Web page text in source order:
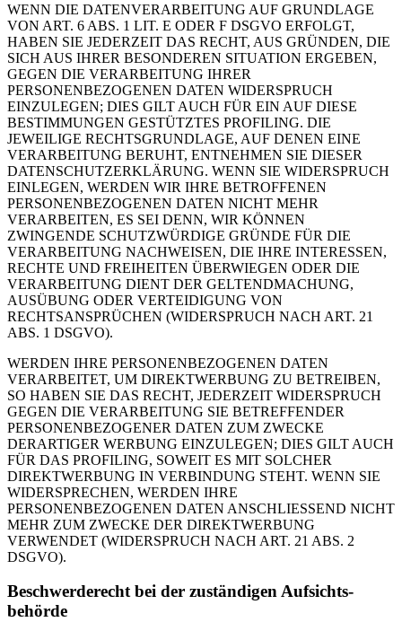
WENN DIE DATENVERARBEITUNG AUF GRUNDLAGE
VON ART. 6 ABS. 1 LIT. E ODER F DSGVO ERFOLGT,
HABEN SIE JEDERZEIT DAS RECHT, AUS GRÜNDEN, DIE
SICH AUS IHRER BESONDEREN SITUATION ERGEBEN,
GEGEN DIE VERARBEITUNG IHRER
PERSONENBEZOGENEN DATEN WIDERSPRUCH
EINZULEGEN; DIES GILT AUCH FÜR EIN AUF DIESE
BESTIMMUNGEN GESTÜTZTES PROFILING. DIE
JEWEILIGE RECHTSGRUNDLAGE, AUF DENEN EINE
VERARBEITUNG BERUHT, ENTNEHMEN SIE DIESER
DATENSCHUTZERKLÄRUNG. WENN SIE WIDERSPRUCH
EINLEGEN, WERDEN WIR IHRE BETROFFENEN
PERSONENBEZOGENEN DATEN NICHT MEHR
VERARBEITEN, ES SEI DENN, WIR KÖNNEN
ZWINGENDE SCHUTZWÜRDIGE GRÜNDE FÜR DIE
VERARBEITUNG NACHWEISEN, DIE IHRE INTERESSEN,
RECHTE UND FREIHEITEN ÜBERWIEGEN ODER DIE
VERARBEITUNG DIENT DER GELTENDMACHUNG,
AUSÜBUNG ODER VERTEIDIGUNG VON
RECHTSANSPRÜCHEN (WIDERSPRUCH NACH ART. 21
ABS. 1 DSGVO).
WERDEN IHRE PERSONENBEZOGENEN DATEN
VERARBEITET, UM DIREKTWERBUNG ZU BETREIBEN,
SO HABEN SIE DAS RECHT, JEDERZEIT WIDERSPRUCH
GEGEN DIE VERARBEITUNG SIE BETREFFENDER
PERSONENBEZOGENER DATEN ZUM ZWECKE
DERARTIGER WERBUNG EINZULEGEN; DIES GILT AUCH
FÜR DAS PROFILING, SOWEIT ES MIT SOLCHER
DIREKTWERBUNG IN VERBINDUNG STEHT. WENN SIE
WIDERSPRECHEN, WERDEN IHRE
PERSONENBEZOGENEN DATEN ANSCHLIESSEND NICHT
MEHR ZUM ZWECKE DER DIREKTWERBUNG
VERWENDET (WIDERSPRUCH NACH ART. 21 ABS. 2
DSGVO).
Beschwerde­recht bei der zuständigen Aufsichts­
behörde